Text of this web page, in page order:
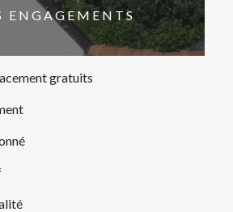
ENGAGEMENTS
gratuits